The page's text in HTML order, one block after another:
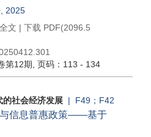
2025
文 | 下载 PDF(2096.5
第12期 , 页码：113 - 134
的社会经济发展 | F49；F42
信息普惠政策——基于